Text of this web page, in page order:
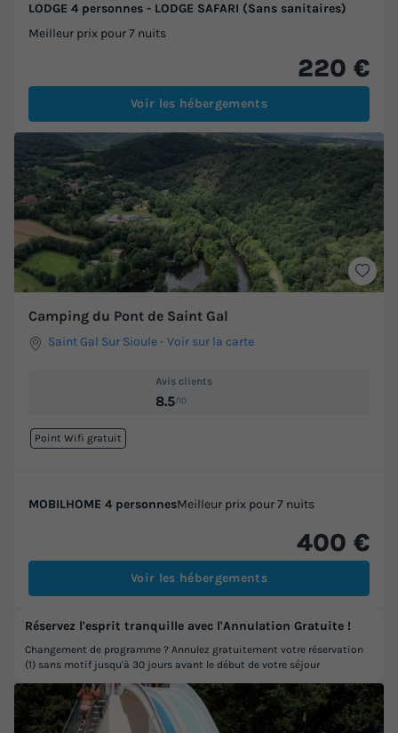
LODGE 4 personnes - LODGE SAFARI (Sans sanitaires)
Meilleur prix pour 7 nuits
220 €
Voir les hébergements
Camping du Pont de Saint Gal
Saint Gal Sur Sioule -Voir sur la carte
Avis clients
8.5/10
Point Wifi gratuit
MOBILHOME 4 personnesMeilleur prix pour 7 nuits
400 €
Voir les hébergements
Réservez l'esprit tranquille avec l'Annulation Gratuite !
Changement de programme ? Annulez gratuitement votre réservation
(1) sans motif jusqu'à 30 jours avant le début de votre séjour